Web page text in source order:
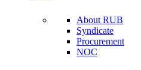
About RUB
Syndicate
Procurement
NOC